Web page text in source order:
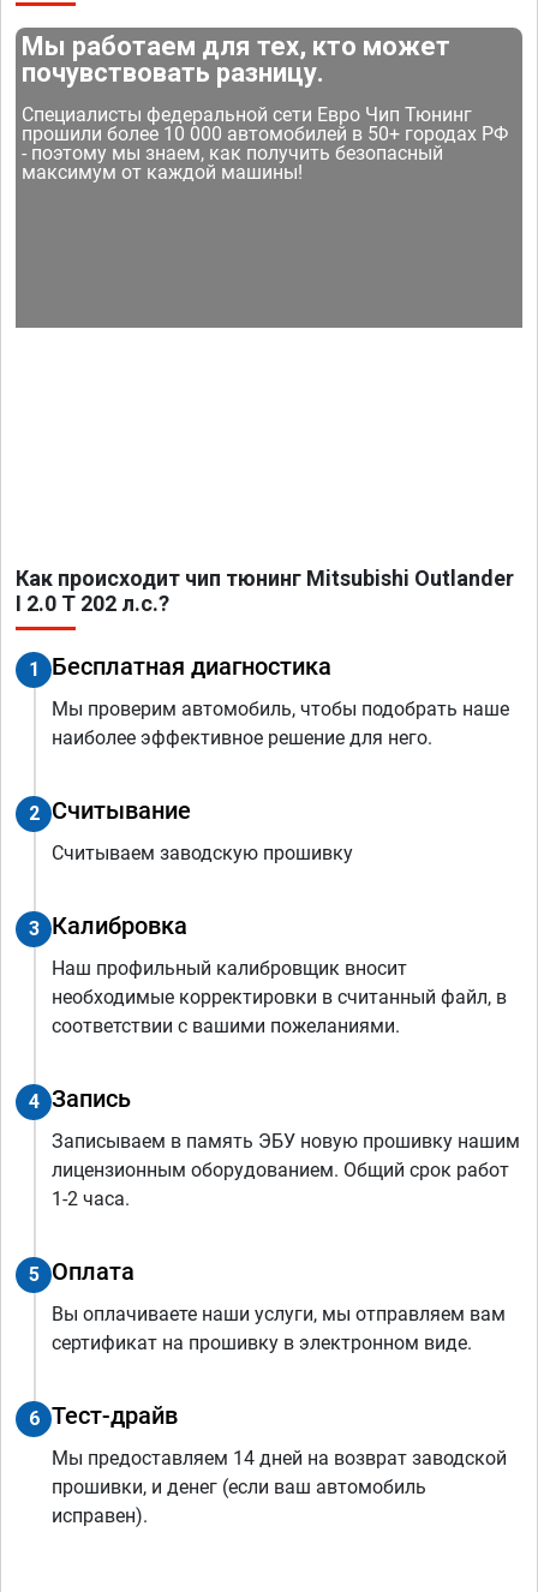
Мы работаем для тех, кто может
почувствовать разницу.
Специалисты федеральной сети Евро Чип Тюнинг
прошили более 10 000 автомобилей в 50+ городах РФ
- поэтому мы знаем, как получить безопасный
максимум от каждой машины!
Как происходит чип тюнинг Mitsubishi Outlander
I 2.0 T 202 л.с.?
1 Бесплатная диагностика
Мы проверим автомобиль, чтобы подобрать наше
наиболее эффективное решение для него.
2 Считывание
Считываем заводскую прошивку
3 Калибровка
Наш профильный калибровщик вносит
необходимые корректировки в считанный файл, в
соответствии с вашими пожеланиями.
4 Запись
Записываем в память ЭБУ новую прошивку нашим
лицензионным оборудованием. Общий срок работ
1-2 часа.
5 Оплата
Вы оплачиваете наши услуги, мы отправляем вам
сертификат на прошивку в электронном виде.
6 Тест-драйв
Мы предоставляем 14 дней на возврат заводской
прошивки, и денег (если ваш автомобиль
исправен).